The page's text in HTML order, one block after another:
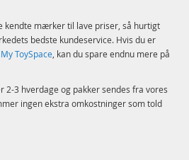
kendte mærker til lave priser, så hurtigt
bedste kundeservice. Hvis du er
My ToySpace, kan du spare endnu mere på
2-3 hverdage og pakker sendes fra vores
ingen ekstra omkostninger som told